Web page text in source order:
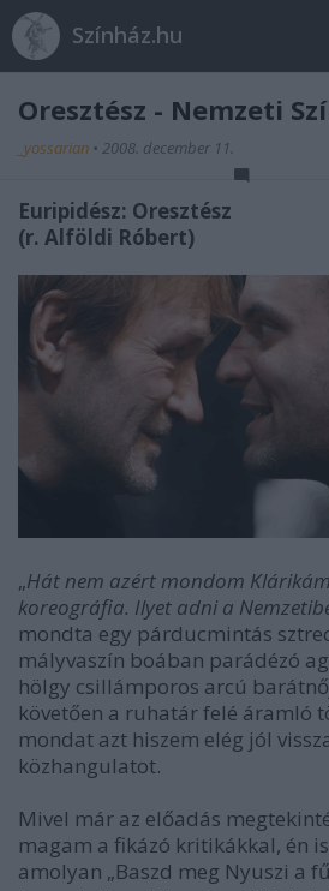
Színház.hu
Oresztész - Nemzeti
_yossarian • 2008. december 11.
Euripidész: Oresztész
(r. Alföldi Róbert)
„Hát nem azért mondom
koreográfia. Ilyet adni a
mondta egy párducmintás
mályvaszín boában parádézó
hölgy csillámporos arcú
követően a ruhatár felé áramló
mondat azt hiszem elég jól
közhangulatot.
Mivel már az előadás
magam a fikázó kritikákkal, én
amolyan „Baszd meg Nyuszi a